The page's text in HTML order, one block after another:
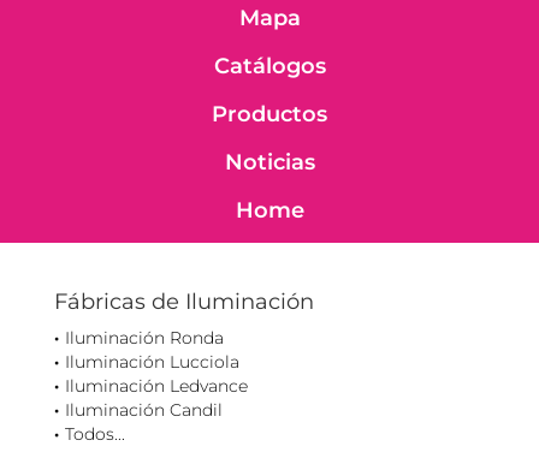
Mapa
Catálogos
Productos
Noticias
Home
Fábricas de Iluminación
Iluminación Ronda
Iluminación Lucciola
Iluminación Ledvance
Iluminación Candil
Todos...